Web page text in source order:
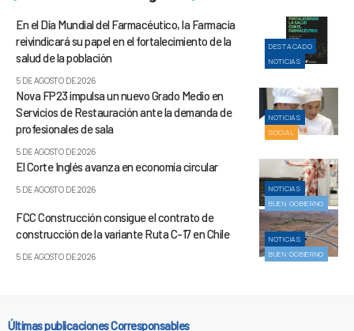
DESTACADO
NOTICIAS
En el Día Mundial del Farmacéutico, la Farmacia
reivindicará su papel en el fortalecimiento de la
salud de la población
5 DE AGOSTO DE 2026
NOTICIAS
SOCIAL
Nova FP23 impulsa un nuevo Grado Medio en
Servicios de Restauración ante la demanda de
profesionales de sala
5 DE AGOSTO DE 2026
NOTICIAS
BUEN GOBIERNO
El Corte Inglés avanza en economía circular
5 DE AGOSTO DE 2026
NOTICIAS
BUEN GOBIERNO
FCC Construcción consigue el contrato de
construcción de la variante Ruta C-17 en Chile
5 DE AGOSTO DE 2026
Últimas publicaciones Corresponsables